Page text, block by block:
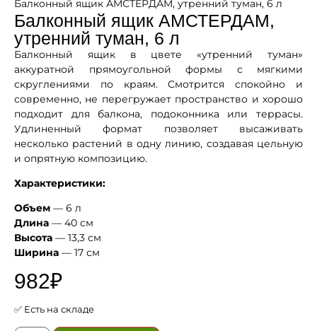
Балконный ящик АМСТЕРДАМ, утренний туман, 6 л
Балконный ящик АМСТЕРДАМ,
утренний туман, 6 л
Балконный ящик в цвете «утренний туман»
аккуратной прямоугольной формы с мягкими
скруглениями по краям. Смотрится спокойно и
современно, не перегружает пространство и хорошо
подходит для балкона, подоконника или террасы.
Удлиненный формат позволяет высаживать
несколько растений в одну линию, создавая цельную
и опрятную композицию.
Характеристики:
Объем — 6 л
Длина — 40 см
Высота — 13,3 см
Ширина — 17 см
982₽
✅ Есть на складе